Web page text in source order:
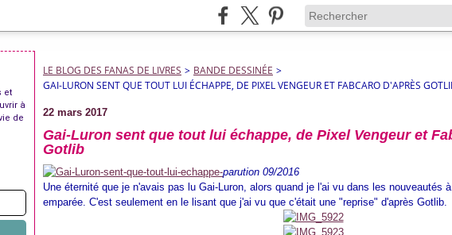
et
à
de
LE BLOG DES FANAS DE LIVRES > BANDE DESSINÉE >
GAI-LURON SENT QUE TOUT LUI ÉCHAPPE, DE PIXEL VENGEUR ET FABCARO D'APRÈS
22 mars 2017
Gai-Luron sent que tout lui échappe, de Pixel Vengeur et
Gotlib
parution 09/2016
Une éternité que je n'avais pas lu Gai-Luron, alors quand je l'ai vu dans les nouveautés
emparée. C'est seulement en le lisant que j'ai vu que c'était une "reprise" d'après Gotlib.